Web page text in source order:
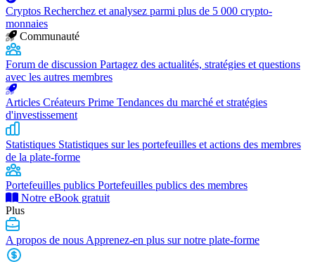
Cryptos Recherchez et analysez parmi plus de 5 000 crypto-
monnaies
Communauté
Forum de discussion Partagez des actualités, stratégies et questions
avec les autres membres
Articles Créateurs Prime Tendances du marché et stratégies
d'investissement
Statistiques Statistiques sur les portefeuilles et actions des membres
de la plate-forme
Portefeuilles publics Portefeuilles publics des membres
Notre eBook gratuit
Plus
A propos de nous Apprenez-en plus sur notre plate-forme